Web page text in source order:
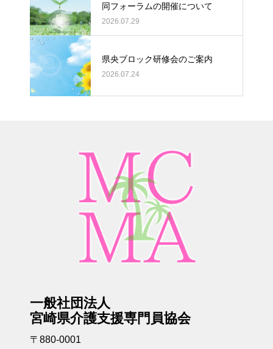
同フォーラムの開催について
2026.07.29
県央ブロック研修会のご案内
2026.07.24
一般社団法人
宮崎県介護支援専門員協会
〒880-0001